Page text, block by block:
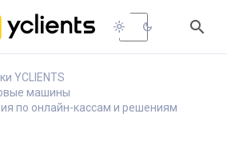
light_mode dark_mode 
YCLIENTS
машины
по онлайн-кассам и решениям